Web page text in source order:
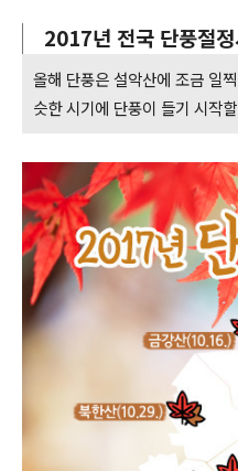
2017년 전국 단풍절
올해 단풍은 설악산에 조금 일
슷한 시기에 단풍이 들기 시작